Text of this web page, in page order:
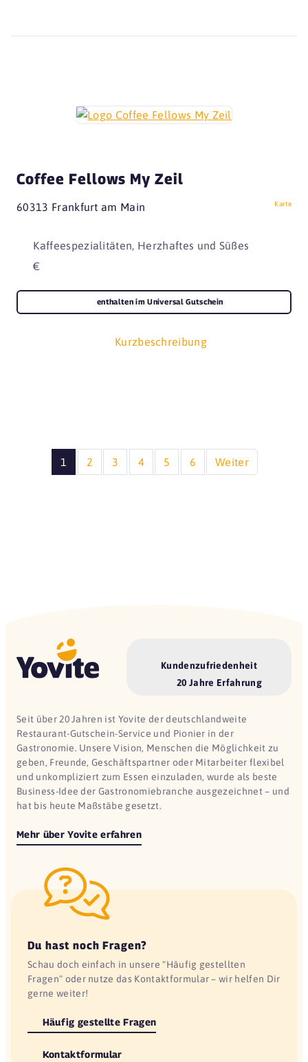
Coffee Fellows My Zeil
60313 Frankfurt am Main Karte
Kaffeespezialitäten, Herzhaftes und Süßes
€
Kurzbeschreibung
enthalten im Universal Gutschein
1 2 3 4 5 6 Weiter
Kundenzufriedenheit
20 Jahre Erfahrung
Seit über 20 Jahren ist Yovite der deutschlandweite
Restaurant-Gutschein-Service und Pionier in der
Gastronomie. Unsere Vision, Menschen die Möglichkeit zu
geben, Freunde, Geschäftspartner oder Mitarbeiter flexibel
und unkompliziert zum Essen einzuladen, wurde als beste
Business-Idee der Gastronomiebranche ausgezeichnet – und
hat bis heute Maßstäbe gesetzt.
Mehr über Yovite erfahren
Du hast noch Fragen?
Schau doch einfach in unsere "Häufig gestellten
Fragen" oder nutze das Kontaktformular – wir helfen Dir
gerne weiter!
Häufig gestellte Fragen
Kontaktformular